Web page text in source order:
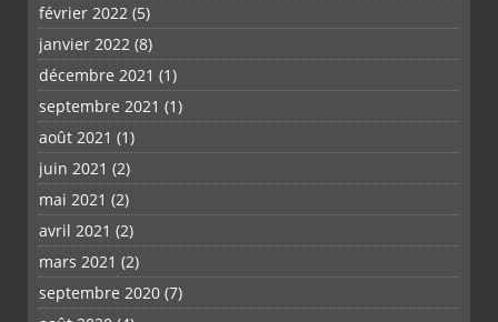
février 2022 (5)
janvier 2022 (8)
décembre 2021 (1)
septembre 2021 (1)
août 2021 (1)
juin 2021 (2)
mai 2021 (2)
avril 2021 (2)
mars 2021 (2)
septembre 2020 (7)